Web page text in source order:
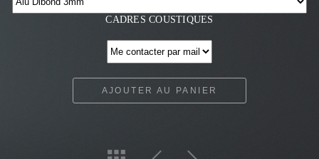
CADRES COUSTIQUES
AJOUTER AU PANIER